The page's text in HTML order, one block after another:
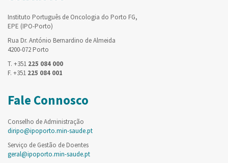
Instituto Português de Oncologia do Porto FG,
EPE (IPO-Porto)
Rua Dr. António Bernardino de Almeida
4200-072 Porto
T. +351 225 084 000
F. +351 225 084 001
Fale Connosco
Conselho de Administração
diripo@ipoporto.min-saude.pt
Serviço de Gestão de Doentes
geral@ipoporto.min-saude.pt